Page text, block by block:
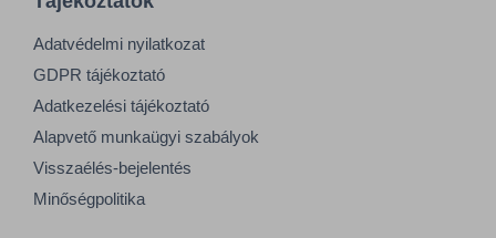
Adatvédelmi nyilatkozat
GDPR tájékoztató
Adatkezelési tájékoztató
Alapvető munkaügyi szabályok
Visszaélés-bejelentés
Minőségpolitika